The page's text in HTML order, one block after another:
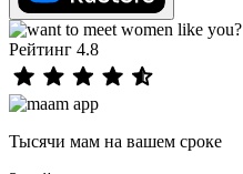
Рейтинг 4.8
Тысячи мам на вашем сроке